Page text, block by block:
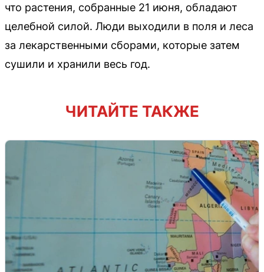
что растения, собранные 21 июня, обладают
целебной силой. Люди выходили в поля и леса
за лекарственными сборами, которые затем
сушили и хранили весь год.
ЧИТАЙТЕ ТАКЖЕ